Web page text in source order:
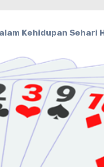
Kehidupan Sehari